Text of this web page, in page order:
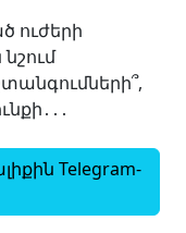
ուժերի
Telegram-